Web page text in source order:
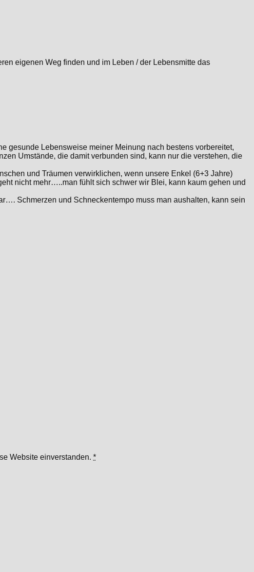
eigenen Weg finden und im Leben / der Lebensmitte das
gesunde Lebensweise meiner Meinung nach bestens vorbereitet,
Umstände, die damit verbunden sind, kann nur die verstehen, die
und Träumen verwirklichen, wenn unsere Enkel (6+3 Jahre)
nicht mehr…..man fühlt sich schwer wir Blei, kann kaum gehen und
Schmerzen und Schneckentempo muss man aushalten, kann sein
Website einverstanden. *